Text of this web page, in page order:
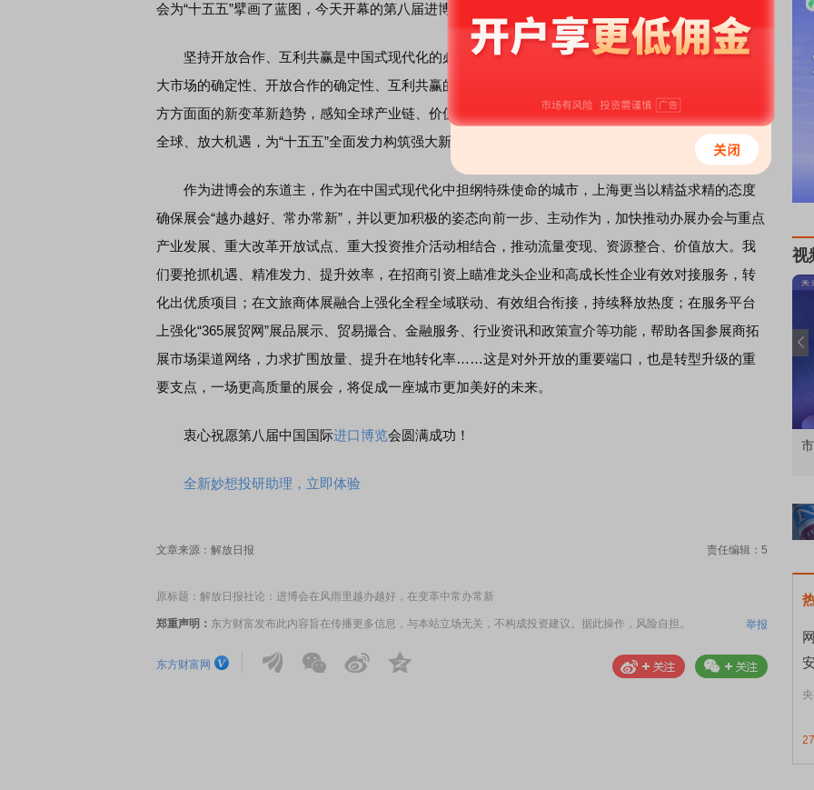
会为“十五五”擘画了蓝图，今天开幕的第八届进博会无疑承担着特别的期许。
坚持开放合作、互利共赢是中国式现代化的必然要求，借进博会这个平台，中国将进一步提供超
大市场的确定性、开放合作的确定性、互利共赢的确定性，也将更为敏锐地捕捉产品、技术、服务等
方方面面的新变革新趋势，感知全球产业链、价值链、创新链的深度相嵌，更主动地开放市场、对接
全球、放大机遇，为“十五五”全面发力构筑强大新动能。
作为进博会的东道主，作为在中国式现代化中担纲特殊使命的城市，上海更当以精益求精的态度
确保展会“越办越好、常办常新”，并以更加积极的姿态向前一步、主动作为，加快推动办展办会与重点
产业发展、重大改革开放试点、重大投资推介活动相结合，推动流量变现、资源整合、价值放大。我
们要抢抓机遇、精准发力、提升效率，在招商引资上瞄准龙头企业和高成长性企业有效对接服务，转
化出优质项目；在文旅商体展融合上强化全程全域联动、有效组合衔接，持续释放热度；在服务平台
上强化“365展贸网”展品展示、贸易撮合、金融服务、行业资讯和政策宣介等功能，帮助各国参展商拓
展市场渠道网络，力求扩围放量、提升在地转化率……这是对外开放的重要端口，也是转型升级的重
要支点，一场更高质量的展会，将促成一座城市更加美好的未来。
衷心祝愿第八届中国国际进口博览会圆满成功！
全新妙想投研助理，立即体验
文章来源：解放日报 责任编辑：5
原标题：解放日报社论：进博会在风雨里越办越好，在变革中常办常新
郑重声明： 东方财富发布此内容旨在传播更多信息，与本站立场无关，不构成投资建议。据此操作，风险自担。 举报
东方财富网
视
功能实战8月第3课：修复延续，科技股略占